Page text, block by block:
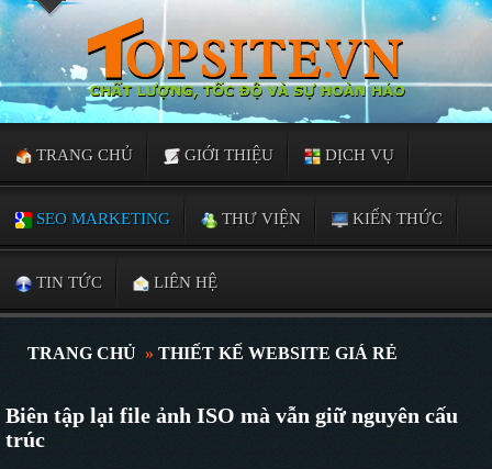
TRANG CHỦ GIỚI THIỆU DỊCH VỤ
SEO MARKETING THƯ VIỆN KIẾN THỨC
TIN TỨC LIÊN HỆ
TRANG CHỦ » THIẾT KẾ WEBSITE GIÁ RẺ
Biên tập lại file ảnh ISO mà vẫn giữ nguyên cấu
trúc